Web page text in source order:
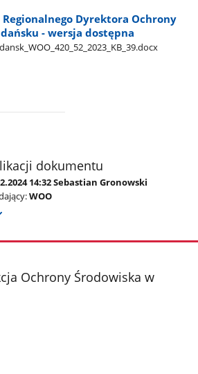
Dyrektora Ochrony
- wersja dostępna
dokumentu
14:32 Sebastian Gronowski
WOO
Ochrony Środowiska w